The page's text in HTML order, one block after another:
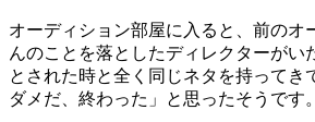
オーディション部屋に入ると、前のオ
んのことを落としたディレクターがい
とされた時と全く同じネタを持ってき
ダメだ、終わった」と思ったそうです。